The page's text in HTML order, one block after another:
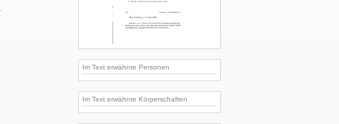
Im Text erwähnte Personen
Im Text erwähnte Körperschaften